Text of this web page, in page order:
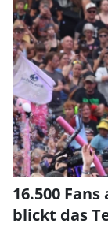
16.500
blickt das